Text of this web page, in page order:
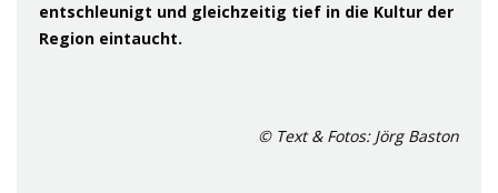
entschleunigt und gleichzeitig tief in die Kultur der
Region eintaucht.
© Text & Fotos: Jörg Baston